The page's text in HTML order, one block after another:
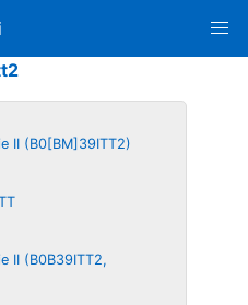
II (B0[BM]39ITT2)
II (B0B39ITT2,